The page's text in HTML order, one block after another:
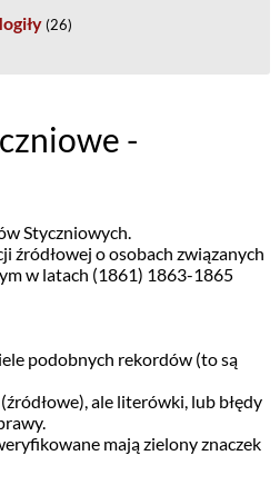
(26)
-
Styczniowych.
źródłowej o osobach związanych
w latach (1861) 1863-1865
podobnych rekordów (to są
ale literówki, lub błędy
mają zielony znaczek